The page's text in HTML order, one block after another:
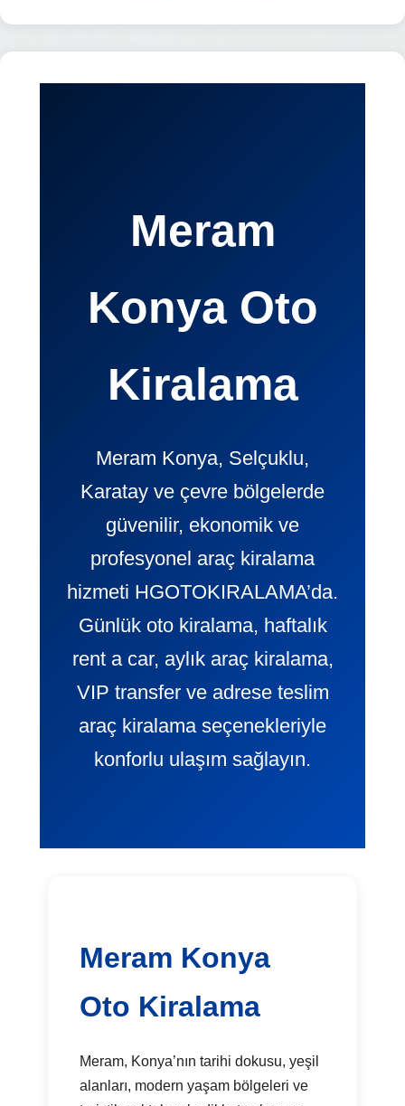
Meram
Konya Oto
Kiralama
Meram Konya, Selçuklu,
Karatay ve çevre bölgelerde
güvenilir, ekonomik ve
profesyonel araç kiralama
hizmeti HGOTOKIRALAMA’da.
Günlük oto kiralama, haftalık
rent a car, aylık araç kiralama,
VIP transfer ve adrese teslim
araç kiralama seçenekleriyle
konforlu ulaşım sağlayın.
Meram Konya
Oto Kiralama
Meram, Konya’nın tarihi dokusu, yeşil
alanları, modern yaşam bölgeleri ve